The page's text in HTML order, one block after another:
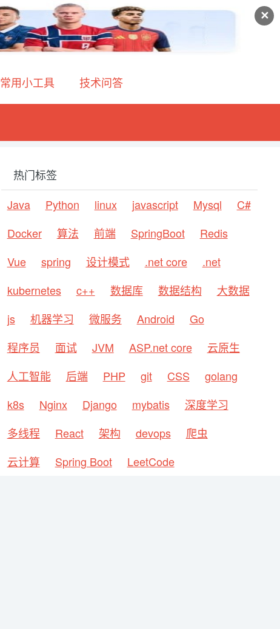
✕
常用小工具 技术问答
热门标签
Java
Python linux javascript Mysql
C#
Docker
算法 前端 SpringBoot
Redis
Vue
spring 设计模式 .net core
.net
kubernetes
c++ 数据库 数据结构
大数据
js
机器学习 微服务 Android
Go
程序员
面试 JVM ASP.net core
云原生
人工智能
后端 PHP git CSS
golang
k8s
Nginx Django mybatis
深度学习
多线程
React 架构 devops
爬虫
云计算
Spring Boot LeetCode